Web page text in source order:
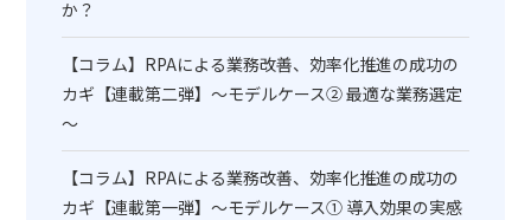
か？
【コラム】RPAによる業務改善、効率化推進の成功の
カギ【連載第二弾】～モデルケース② 最適な業務選定
～
【コラム】RPAによる業務改善、効率化推進の成功の
カギ【連載第一弾】～モデルケース① 導入効果の実感